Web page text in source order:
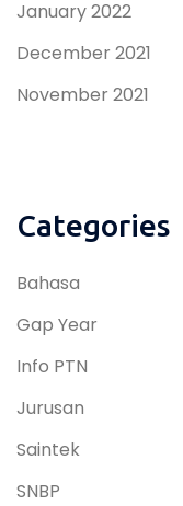
January 2022
December 2021
November 2021
Categories
Bahasa
Gap Year
Info PTN
Jurusan
Saintek
SNBP